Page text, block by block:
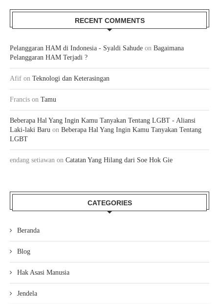
RECENT COMMENTS
Pelanggaran HAM di Indonesia - Syaldi Sahude on Bagaimana
Pelanggaran HAM Terjadi ?
Afif on Teknologi dan Keterasingan
Francis on Tamu
Beberapa Hal Yang Ingin Kamu Tanyakan Tentang LGBT - Aliansi
Laki-laki Baru on Beberapa Hal Yang Ingin Kamu Tanyakan Tentang
LGBT
endang setiawan on Catatan Yang Hilang dari Soe Hok Gie
CATEGORIES
Beranda
Blog
Hak Asasi Manusia
Jendela